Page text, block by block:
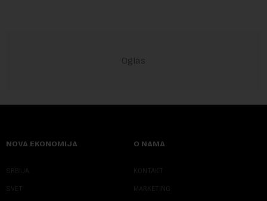
NOVA EKONOMIJA
SRBIJA
SVET
O NAMA
KONTAKT
MARKETING